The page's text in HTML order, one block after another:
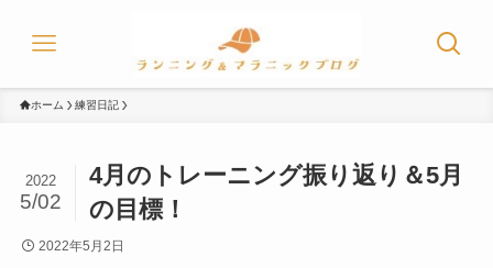
ホーム 練習日記
4月のトレーニング振り返り＆5月
の目標！
2022
5/02
2022年5月2日